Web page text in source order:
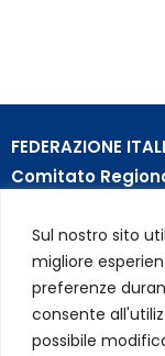
Sul nostro sito
migliore
preferenze
consente
possibile
FEDERAZIONE
Comitato
Trieste (TS)
Partita Iva
Codice Fiscale
Codice SDI